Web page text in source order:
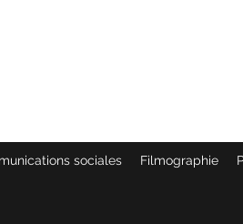
sociales Filmographie